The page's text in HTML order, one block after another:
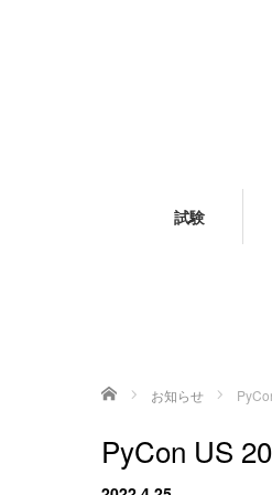
試験
ホーム お知らせ
PyCon US